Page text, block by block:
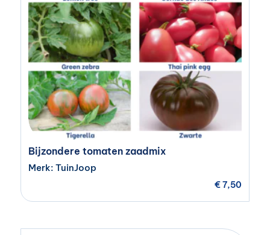
Bijzondere tomaten zaadmix
Merk: TuinJoop
€7,50